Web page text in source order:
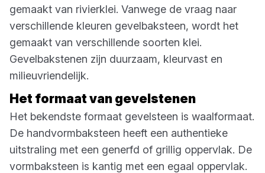
gemaakt van rivierklei. Vanwege de vraag naar
verschillende kleuren gevelbaksteen, wordt het
gemaakt van verschillende soorten klei.
Gevelbakstenen zijn duurzaam, kleurvast en
milieuvriendelijk.
Het formaat van gevelstenen
Het bekendste formaat gevelsteen is waalformaat.
De handvormbaksteen heeft een authentieke
uitstraling met een generfd of grillig oppervlak. De
vormbaksteen is kantig met een egaal oppervlak.